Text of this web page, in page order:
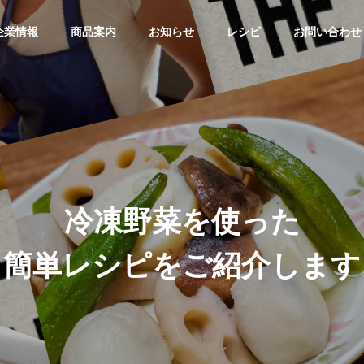
業情報 商品案内 お知らせ レシピ お問い合わせ
冷凍野菜を使った
簡単レシピをご紹介します